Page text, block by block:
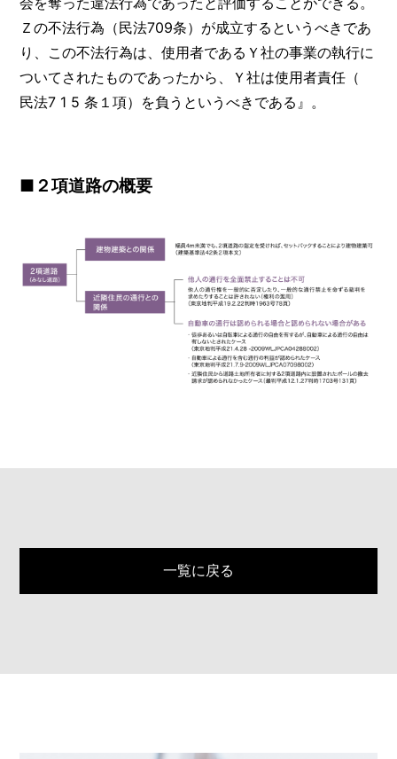
Ｚの不法行為（民法709条）が成立するというべきであ
り、この不法行為は、使用者であるＹ社の事業の執行に
ついてされたものであったから、Ｙ社は使用者責任（
民法7 1 5 条１項）を負うというべきである』。
■２項道路の概要
一覧に戻る